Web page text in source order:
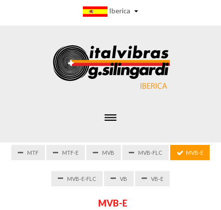
Iberica
MTF MTF-E MVB MVB-FLC MVB-E
MVB-E-FLC VB VB-E
MVB-E